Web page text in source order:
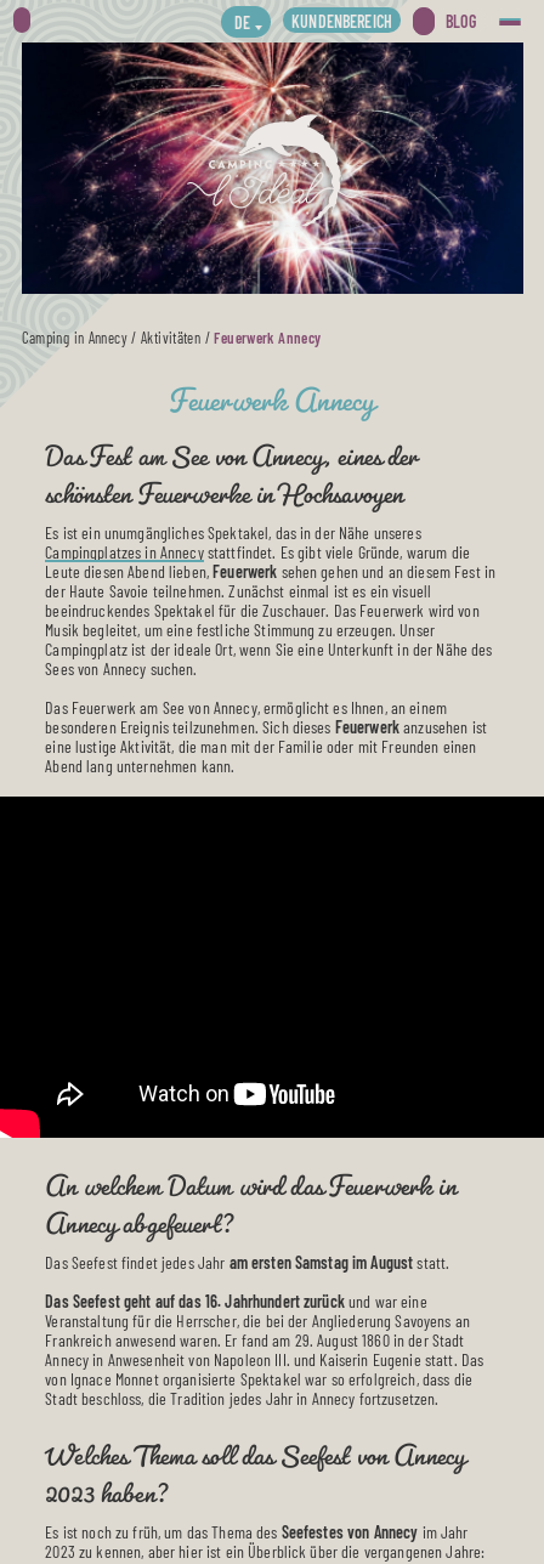
DE KUNDENBEREICH BLOG
Camping in Annecy/Aktivitäten /Feuerwerk Annecy
Feuerwerk Annecy
Das Fest am See von Annecy, eines der
schönsten Feuerwerke in Hochsavoyen
Es ist ein unumgängliches Spektakel, das in der Nähe unseres
Campingplatzes in Annecystattfindet. Es gibt viele Gründe, warum die
Leute diesen Abend lieben,Feuerwerk sehen gehen und an diesem Fest in
der Haute Savoie teilnehmen. Zunächst einmal ist es ein visuell
beeindruckendes Spektakel für die Zuschauer. Das Feuerwerk wird von
Musik begleitet, um eine festliche Stimmung zu erzeugen. Unser
Campingplatz ist der ideale Ort, wenn Sie eine Unterkunft in der Nähe des
Sees von Annecy suchen.
Das Feuerwerk am See von Annecy, ermöglicht es Ihnen, an einem
besonderen Ereignis teilzunehmen. Sich dieses Feuerwerkanzusehen ist
eine lustige Aktivität, die man mit der Familie oder mit Freunden einen
Abend lang unternehmen kann.
An welchem Datum wird das Feuerwerk in
Annecy abgefeuert?
Das Seefest findet jedes Jahr am ersten Samstag im Auguststatt.
Das Seefest geht auf das 16. Jahrhundert zurückund war eine
Veranstaltung für die Herrscher, die bei der Angliederung Savoyens an
Frankreich anwesend waren. Er fand am 29. August 1860 in der Stadt
Annecy in Anwesenheit von Napoleon III. und Kaiserin Eugenie statt. Das
von Ignace Monnet organisierte Spektakel war so erfolgreich, dass die
Stadt beschloss, die Tradition jedes Jahr in Annecy fortzusetzen.
Welches Thema soll das Seefest von Annecy
2023 haben?
Es ist noch zu früh, um das Thema des Seefestes von Annecy im Jahr
2023 zu kennen, aber hier ist ein Überblick über die vergangenen Jahre: